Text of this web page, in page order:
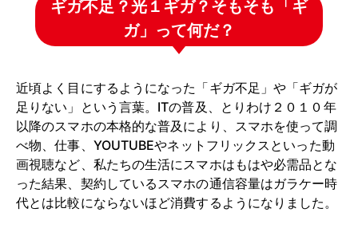
ギガ不足？光１ギガ？そもそも「ギ
ガ」って何だ？
近頃よく目にするようになった「ギガ不足」や「ギガが
足りない」という言葉。ITの普及、とりわけ２０１０年
以降のスマホの本格的な普及により、スマホを使って調
べ物、仕事、YOUTUBEやネットフリックスといった動
画視聴など、私たちの生活にスマホはもはや必需品とな
った結果、契約しているスマホの通信容量はガラケー時
代とは比較にならないほど消費するようになりました。